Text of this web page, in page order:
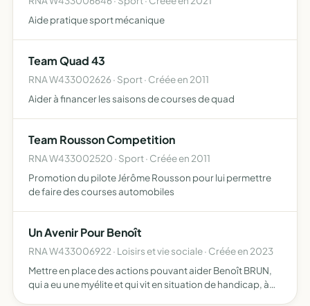
Aide pratique sport mécanique
Team Quad 43
RNA W433002626 · Sport · Créée en 2011
Aider à financer les saisons de courses de quad
Team Rousson Competition
RNA W433002520 · Sport · Créée en 2011
Promotion du pilote Jérôme Rousson pour lui permettre
de faire des courses automobiles
Un Avenir Pour Benoît
RNA W433006922 · Loisirs et vie sociale · Créée en 2023
Mettre en place des actions pouvant aider Benoît BRUN,
qui a eu une myélite et qui vit en situation de handicap, à